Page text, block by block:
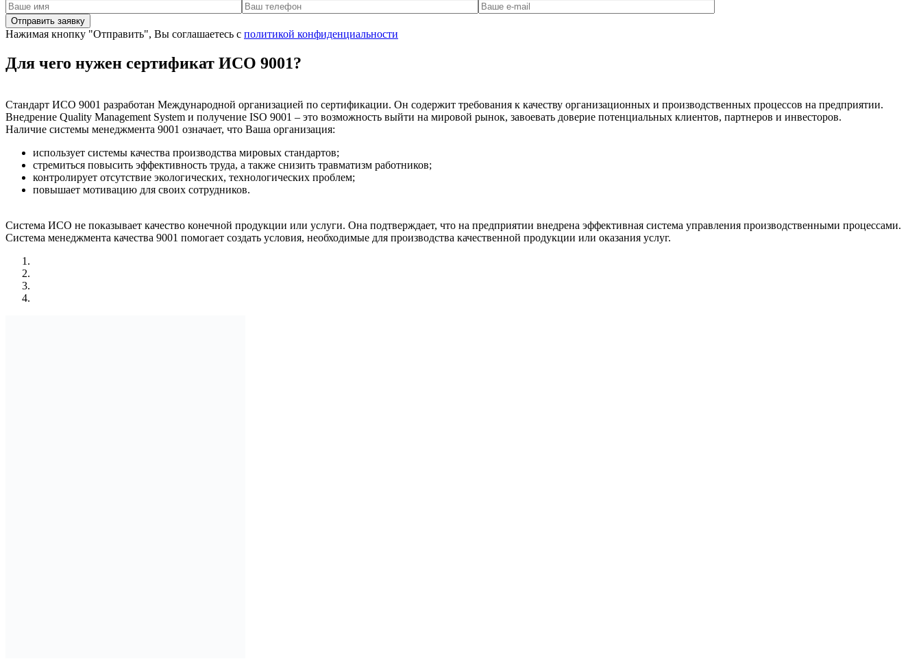
Нажимая кнопку "Отправить", Вы соглашаетесь с политикой конфиденциальности
Для чего нужен сертификат ИСО 9001?
Стандарт ИСО 9001 разработан Международной организацией по сертификации. Он содержит требования к качеству организационных и производственных процессов на предприятии.
Внедрение Quality Management System и получение ISO 9001 – это возможность выйти на мировой рынок, завоевать доверие потенциальных клиентов, партнеров и инвесторов.
Наличие системы менеджмента 9001 означает, что Ваша организация:
использует системы качества производства мировых стандартов;
стремиться повысить эффективность труда, а также снизить травматизм работников;
контролирует отсутствие экологических, технологических проблем;
повышает мотивацию для своих сотрудников.
Система ИСО не показывает качество конечной продукции или услуги. Она подтверждает, что на предприятии внедрена эффективная система управления производственными процессами.
Система менеджмента качества 9001 помогает создать условия, необходимые для производства качественной продукции или оказания услуг.